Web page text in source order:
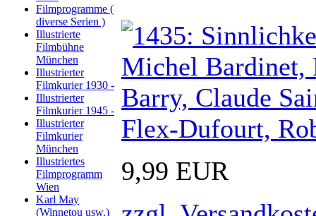
Filmprogramme (
diverse Serien )
Illustrierte
Filmbühne
München
Illustrierter
Filmkurier 1930 -
Illustrierter
Filmkurier 1945 -
Illustrierter
Filmkurier
München
Illustriertes
Filmprogramm
Wien
Karl May
(Winnetou usw.)
9,99 EUR